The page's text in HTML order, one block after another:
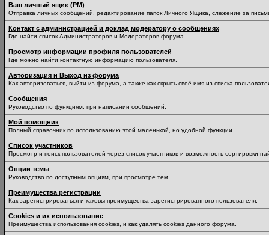
Ваш личный ящик (PM)
Отправка личных сообщений, редактирование папок Личного Ящика, слежение за
Контакт с администрацией и доклад модератору о сообщениях
Где найти список Администраторов и Модераторов форума.
Просмотр информации профиля пользователей
Где можно найти контактную информацию пользователя.
Авторизация и Выход из форума
Как авторизоваться, выйти из форума, а также как скрыть своё имя из списка
Сообщения
Руководство по функциям, при написании сообщений.
Мой помощник
Полный справочник по использованию этой маленькой, но удобной функции.
Список участников
Просмотр и поиск пользователей через список участников и возможность сортировки
Опции темы
Руководство по доступным опциям, при просмотре тем.
Преимущества регистрации
Как зарегистрироваться и каковы преимущества зарегистрированного пользователя.
Cookies и их использование
Преимущества использования cookies, и как удалять cookies данного форума.